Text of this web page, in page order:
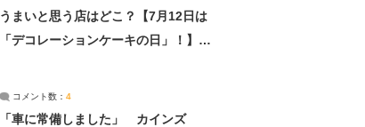
うまいと思う店はどこ？【7月12日は
「デコレーションケーキの日」！】
コメント数： 4
「車に常備しました」 カインズ